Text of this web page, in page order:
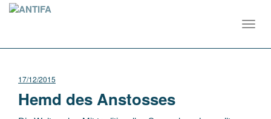
17/12/2015
Hemd des Anstosses